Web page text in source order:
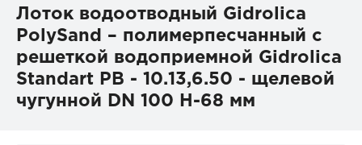
Лоток водоотводный Gidrolica
PolySand – полимерпесчанный c
решеткой водоприемной Gidrolica
Standart РВ - 10.13,6.50 - щелевой
чугунной DN 100 H-68 мм